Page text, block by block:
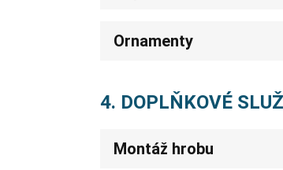
Ornamenty
4. DOPLŇKOVÉ
Montáž hrobu